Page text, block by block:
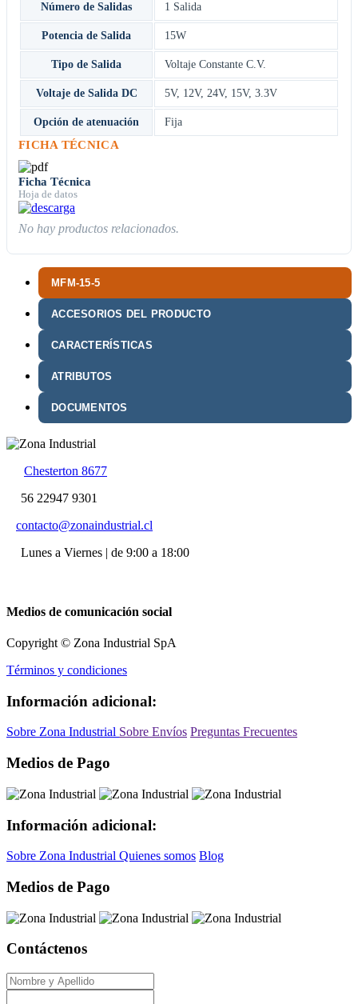
MFM-15-5
ACCESORIOS DEL PRODUCTO
CARACTERÍSTICAS
ATRIBUTOS
DOCUMENTOS
Número de Salidas 1 Salida
Potencia de Salida 15W
Tipo de Salida Voltaje Constante C.V.
Voltaje de Salida DC 5V, 12V, 24V, 15V, 3.3V
Opción de atenuación Fija
FICHA TÉCNICA
Ficha Técnica
Hoja de datos
No hay productos relacionados.
Chesterton 8677
56 22947 9301
contacto@zonaindustrial.cl
Lunes a Viernes | de 9:00 a 18:00
Medios de comunicación social
Copyright © Zona Industrial SpA
Términos y condiciones
Información adicional:
Sobre Zona Industrial Sobre Envíos Preguntas Frecuentes
Medios de Pago
Información adicional:
Sobre Zona Industrial Quienes somos Blog
Medios de Pago
Contáctenos